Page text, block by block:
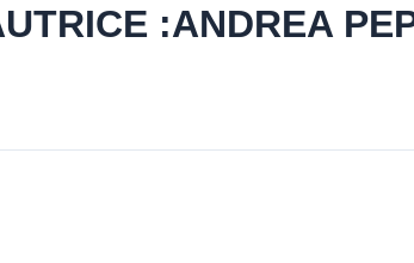
:ANDREA